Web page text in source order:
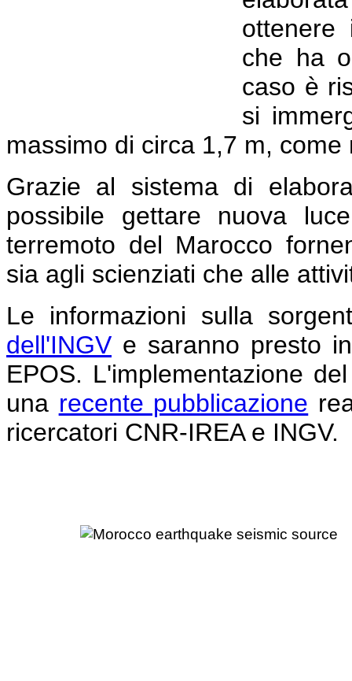
ottenere
che ha
caso è
si
massimo di circa 1,7 m,
Grazie al sistema di
possibile gettare nuova
terremoto del Marocco
sia agli scienziati che alle
Le informazioni sulla
dell'INGV e saranno presto
EPOS. L'implementazione
una recente pubblicazione
ricercatori CNR-IREA e INGV.